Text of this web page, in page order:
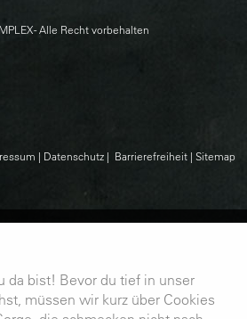
- Alle Recht vorbehalten
| Datenschutz| Barrierefreiheit| Sitemap
da bist! Bevor du tief in unser
müssen wir kurz über Cookies